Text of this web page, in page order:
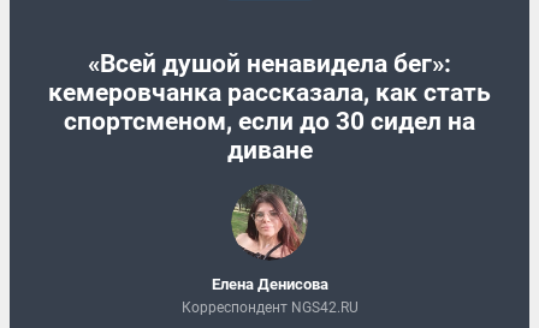
«Всей душой ненавидела бег»:
кемеровчанка рассказала, как стать
спортсменом, если до 30 сидел на
диване
Елена Денисова
Корреспондент NGS42.RU